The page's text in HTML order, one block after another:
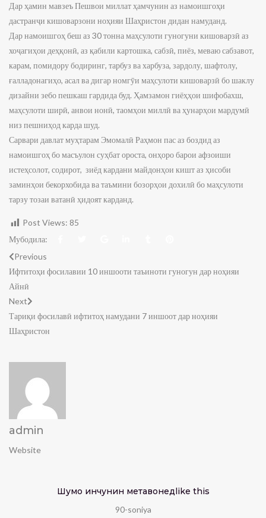
Дар ҳамин мавзеъ Пешвои миллат ҳамчунин аз намоишгоҳи
дастранҷи кишоварзони ноҳияи Шаҳристон дидан намуданд.
Дар намоишгоҳ беш аз 30 тонна маҳсулоти гуногуни кишоварзӣ аз
хоҷагиҳои деҳқонӣ, аз қабили картошка, сабзӣ, пиёз, меваю сабзавот,
карам, помидору бодиринг, тарбуз ва харбуза, зардолу, шафтолу,
ғалладонагиҳо, асал ва дигар номгӯи маҳсулоти кишоварзӣ бо шаклу
дизайни зебо пешкаш гардида буд. Ҳамзамон гиёҳҳои шифобахш,
маҳсулоти ширӣ, анвои нонӣ, таомҳои миллӣ ва ҳунарҳои мардумӣ
низ пешниҳод карда шуд.
Сарвари давлат муҳтарам Эмомалӣ Раҳмон пас аз боздид аз
намоишгоҳ бо масъулон суҳбат ороста, онҳоро барои афзоиши
истеҳсолот, содирот, зиёд кардани майдонҳои кишт аз ҳисоби
заминҳои бекорхобида ва таъмини бозорҳои дохилӣ бо маҳсулоти
тарзу тозаи ватанӣ ҳидоят карданд.
Post Views: 85
Мубодила:
Previous
Ифтитоҳи фосилавии 10 иншооти таъиноти гуногун дар ноҳияи
Айнӣ
Next
Тариқи фосилавӣ ифтитоҳ намудани 7 иншоот дар ноҳияи
Шаҳристон
admin
Website
Шумо инчунин метавонед like this
90-soniya